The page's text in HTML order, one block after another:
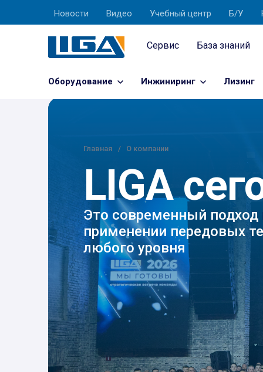
Новости Видео Учебный центр Б/У
Сервис База знаний
Оборудование Инжиниринг Лизинг
Главная О компании
LIGA
Это современный подход
применении передовых
любого уровня